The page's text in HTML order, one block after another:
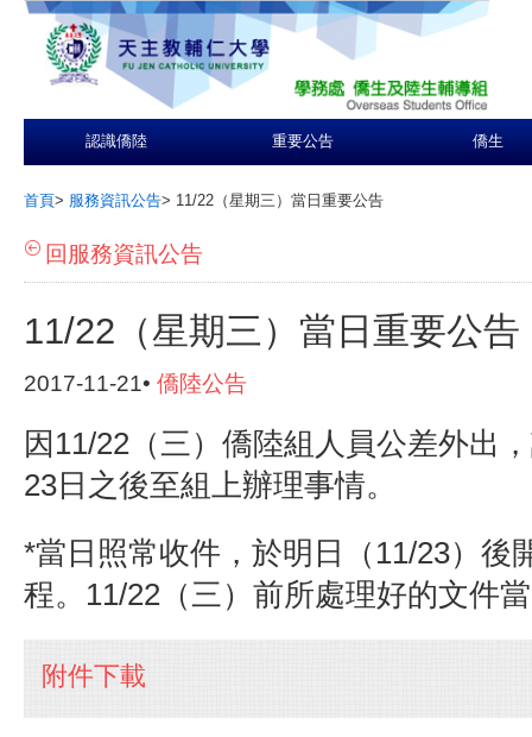
認識僑陸 重要公告 僑生
首頁> 服務資訊公告> 11/22（星期三）當日重要公告
回服務資訊公告
11/22（星期三）當日重要公告
2017-11-21• 僑陸公告
因11/22（三）僑陸組人員公差外出
23日之後至組上辦理事情。
*當日照常收件，於明日（11/23）後
程。11/22（三）前所處理好的文件
附件下載